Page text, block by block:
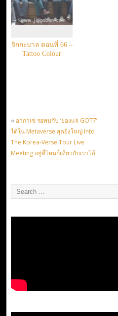
จิกกะบาล ตอนที่ 66 –
Tattoo Colour
« อากาเซ่ รอพบกับ ‘ยองแจ GOT7’
ได้ใน Metaverse สุดยิ่งใหญ่ Into
The Korea-Verse Tour Live
Meeting อยู่ที่ไหนก็เที่ยวกับเราได้